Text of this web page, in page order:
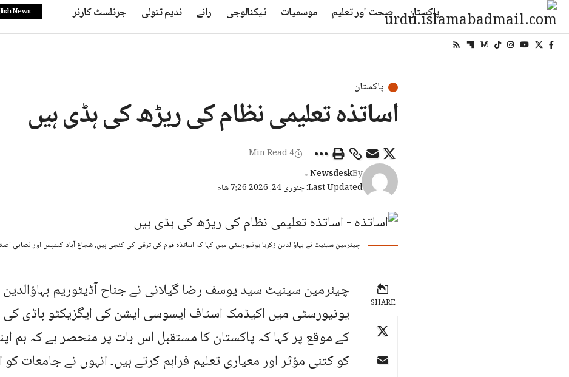
پاکستان صحت اور تعلیم موسمیات ٹیکنالوجی رائے ندیم تنولی جرنلسٹ کارنر News
پاکستان
اساتذہ تعلیمی نظام کی ریڑھ کی ہڈی ہیں
Last Updated: جنوری 24, 2026 7:26 شام
By
Newsdesk
4 Min Read
چیئرمین سینیٹ نے بہاؤالدین زکریا یونیورسٹی میں کہا کہ اساتذہ قوم کی ترقی کی کنجی ہیں، شجاع آباد کیمپس اور نصابی
SHARE
چیئرمین سینیٹ سید یوسف رضا گیلانی نے جناح آڈیٹوریم بہاؤالدین
یونیورسٹی میں اکیڈمک اسٹاف ایسوسی ایشن کی ایگزیکٹو باڈی
کے موقع پر کہا کہ پاکستان کا مستقبل اس بات پر منحصر ہے کہ ہم
کو کتنی مؤثر اور معیاری تعلیم فراہم کرتے ہیں۔ انہوں نے جامعات کو